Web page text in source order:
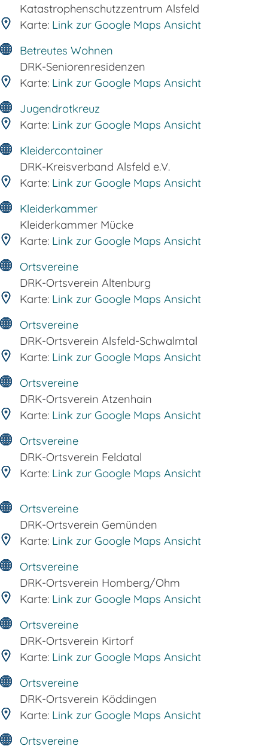
Katastrophenschutzzentrum Alsfeld
Karte: Link zur Google Maps Ansicht
Betreutes Wohnen
DRK-Seniorenresidenzen
Karte: Link zur Google Maps Ansicht
Jugendrotkreuz
Karte: Link zur Google Maps Ansicht
Kleidercontainer
DRK-Kreisverband Alsfeld e.V.
Karte: Link zur Google Maps Ansicht
Kleiderkammer
Kleiderkammer Mücke
Karte: Link zur Google Maps Ansicht
Ortsvereine
DRK-Ortsverein Altenburg
Karte: Link zur Google Maps Ansicht
Ortsvereine
DRK-Ortsverein Alsfeld-Schwalmtal
Karte: Link zur Google Maps Ansicht
Ortsvereine
DRK-Ortsverein Atzenhain
Karte: Link zur Google Maps Ansicht
Ortsvereine
DRK-Ortsverein Feldatal
Karte: Link zur Google Maps Ansicht
Ortsvereine
DRK-Ortsverein Gemünden
Karte: Link zur Google Maps Ansicht
Ortsvereine
DRK-Ortsverein Homberg/Ohm
Karte: Link zur Google Maps Ansicht
Ortsvereine
DRK-Ortsverein Kirtorf
Karte: Link zur Google Maps Ansicht
Ortsvereine
DRK-Ortsverein Köddingen
Karte: Link zur Google Maps Ansicht
Ortsvereine